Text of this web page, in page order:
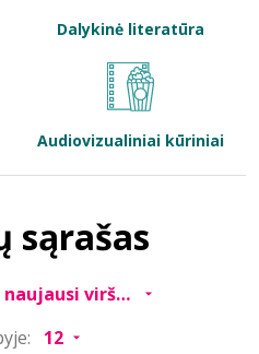
Dalykinė literatūra
Audiovizualiniai kūriniai
sąrašas